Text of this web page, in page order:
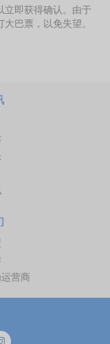
立即获得确认。由于
巴票，以免失望。
营商